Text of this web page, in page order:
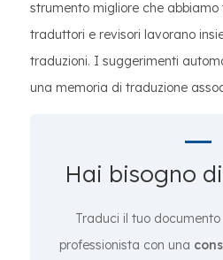
strumento migliore che
traduttori e revisori lavorano
traduzioni. I suggerimenti
una memoria di traduzione
Hai bisogno di
Traduci il tuo
professionista con una